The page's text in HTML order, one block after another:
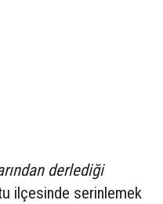
derlediği
ilçesinde serinlemek